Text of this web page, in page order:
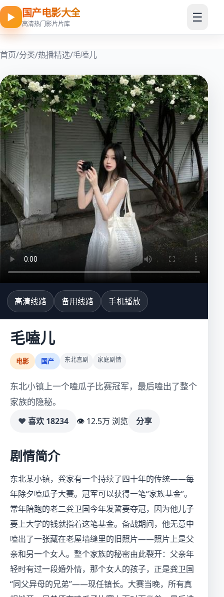
▶ 国产电影大全
高清热门影片片库 ☰
首页/分类/热播精选/毛嗑儿
高清线路 备用线路 手机播放
毛嗑儿
电影 国产 东北喜剧 家庭剧情
东北小镇上一个嗑瓜子比赛冠军，最后嗑出了整个
家族的隐秘。
♥ 喜欢 18234 👁 12.5万 浏览 分享
剧情简介
东北某小镇，龚家有一个持续了四十年的传统——每
年除夕嗑瓜子大赛。冠军可以获得一笔“家族基金”。
常年陪跑的老二龚卫国今年发誓要夺冠，因为他儿子
要上大学的钱就指着这笔基金。备战期间，他无意中
嗑出了一张藏在老屋墙缝里的旧照片——照片上是父
亲和另一个女人。整个家族的秘密由此裂开：父亲年
轻时有过一段婚外情，那个女人的孩子，正是龚卫国
“同父异母的兄弟”——现任镇长。大赛当晚，所有真